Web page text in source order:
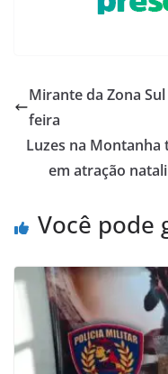
Mirante da Zona
feira
Luzes na
em atração
Você pode